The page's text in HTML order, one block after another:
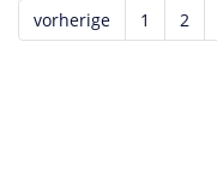
vorherige 1 2